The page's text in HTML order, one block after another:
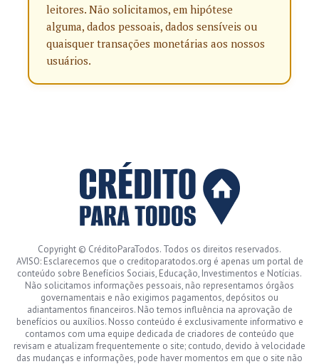
leitores. Não solicitamos, em hipótese
alguma, dados pessoais, dados sensíveis ou
quaisquer transações monetárias aos nossos
usuários.
Copyright © CréditoParaTodos. Todos os direitos reservados.
AVISO: Esclarecemos que o creditoparatodos.org é apenas um portal de
conteúdo sobre Benefícios Sociais, Educação, Investimentos e Notícias.
Não solicitamos informações pessoais, não representamos órgãos
governamentais e não exigimos pagamentos, depósitos ou
adiantamentos financeiros. Não temos influência na aprovação de
benefícios ou auxílios. Nosso conteúdo é exclusivamente informativo e
contamos com uma equipe dedicada de criadores de conteúdo que
revisam e atualizam frequentemente o site; contudo, devido à velocidade
das mudanças e informações, pode haver momentos em que o site não